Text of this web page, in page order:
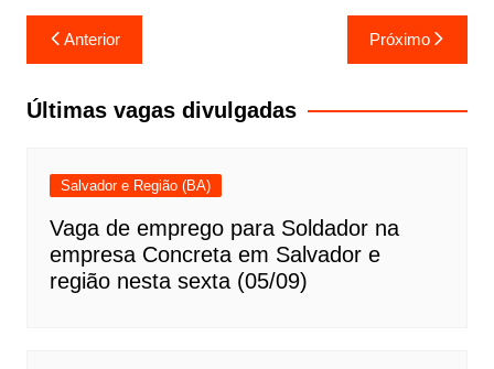
Navegação
de
Post
Anterior Próximo
Últimas vagas divulgadas
Salvador e Região (BA)
Vaga de emprego para Soldador na
empresa Concreta em Salvador e
região nesta sexta (05/09)